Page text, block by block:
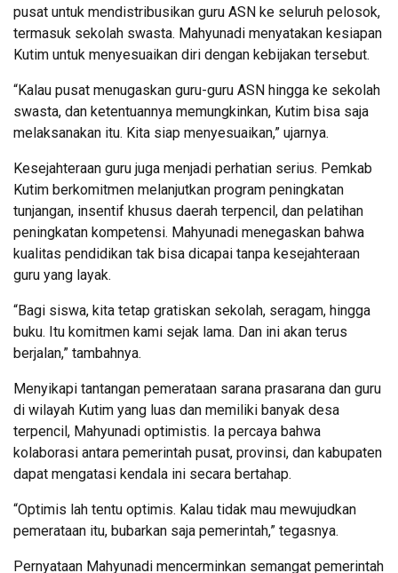
pusat untuk mendistribusikan guru ASN ke seluruh pelosok,
termasuk sekolah swasta. Mahyunadi menyatakan kesiapan
Kutim untuk menyesuaikan diri dengan kebijakan tersebut.
“Kalau pusat menugaskan guru-guru ASN hingga ke sekolah
swasta, dan ketentuannya memungkinkan, Kutim bisa saja
melaksanakan itu. Kita siap menyesuaikan,” ujarnya.
Kesejahteraan guru juga menjadi perhatian serius. Pemkab
Kutim berkomitmen melanjutkan program peningkatan
tunjangan, insentif khusus daerah terpencil, dan pelatihan
peningkatan kompetensi. Mahyunadi menegaskan bahwa
kualitas pendidikan tak bisa dicapai tanpa kesejahteraan
guru yang layak.
“Bagi siswa, kita tetap gratiskan sekolah, seragam, hingga
buku. Itu komitmen kami sejak lama. Dan ini akan terus
berjalan,” tambahnya.
Menyikapi tantangan pemerataan sarana prasarana dan guru
di wilayah Kutim yang luas dan memiliki banyak desa
terpencil, Mahyunadi optimistis. Ia percaya bahwa
kolaborasi antara pemerintah pusat, provinsi, dan kabupaten
dapat mengatasi kendala ini secara bertahap.
“Optimis lah tentu optimis. Kalau tidak mau mewujudkan
pemerataan itu, bubarkan saja pemerintah,” tegasnya.
Pernyataan Mahyunadi mencerminkan semangat pemerintah